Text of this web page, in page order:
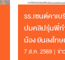
รร.เซนต์คาเ
ปมคลิปรุ่นพี่
น้อง ยันลงโท
ความรุนแรง
7 ส.ค. 2569 ข่า